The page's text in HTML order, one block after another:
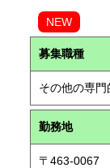
NEW
募集職種
その他の専門
勤務地
〒463-0067